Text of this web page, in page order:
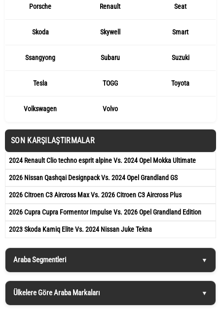
Porsche Renault Seat
Skoda Skywell Smart
Ssangyong Subaru Suzuki
Tesla TOGG Toyota
Volkswagen Volvo
SON KARŞILAŞTIRMALAR
2024 Renault Clio techno esprit alpine Vs. 2024 Opel Mokka Ultimate
2026 Nissan Qashqai Designpack Vs. 2024 Opel Grandland GS
2026 Citroen C3 Aircross Max Vs. 2026 Citroen C3 Aircross Plus
2026 Cupra Cupra Formentor Impulse Vs. 2026 Opel Grandland Edition
2023 Skoda Kamiq Elite Vs. 2024 Nissan Juke Tekna
Araba Segmentleri
Ülkelere Göre Araba Markaları